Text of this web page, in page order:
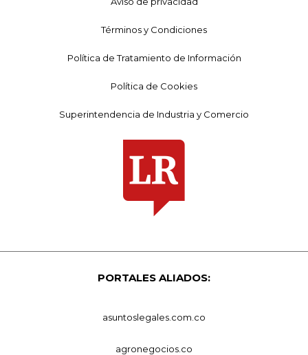
Términos y Condiciones
Política de Tratamiento de Información
Política de Cookies
Superintendencia de Industria y Comercio
PORTALES ALIADOS:
asuntoslegales.com.co
agronegocios.co